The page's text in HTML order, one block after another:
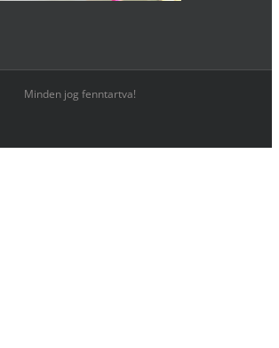
Minden jog fenntartva!